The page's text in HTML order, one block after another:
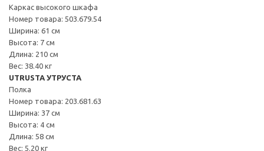
Каркас высокого шкафа
Номер товара: 503.679.54
Ширина: 61 см
Высота: 7 см
Длина: 210 см
Вес: 38.40 кг
UTRUSTA УТРУСТА
Полка
Номер товара: 203.681.63
Ширина: 37 см
Высота: 4 см
Длина: 58 см
Вес: 5.20 кг